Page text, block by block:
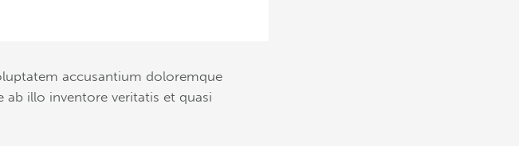
accusantium doloremque
ab illo inventore veritatis et quasi